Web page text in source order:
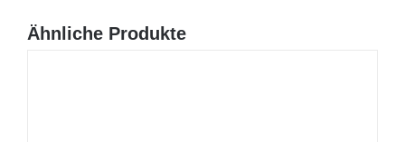
Ähnliche Produkte